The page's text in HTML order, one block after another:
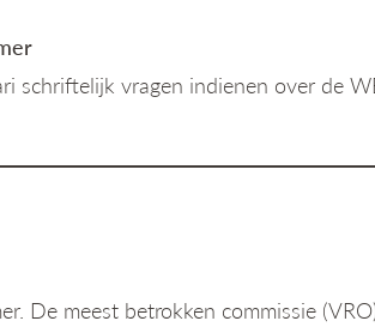
schriftelijk vragen indienen over de
De meest betrokken commissie